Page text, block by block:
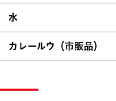
水
カレールウ（市販品）